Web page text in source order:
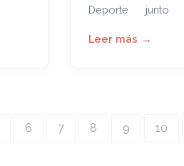
Deporte junto
próximo 8 de abril
6 7 8 9 10